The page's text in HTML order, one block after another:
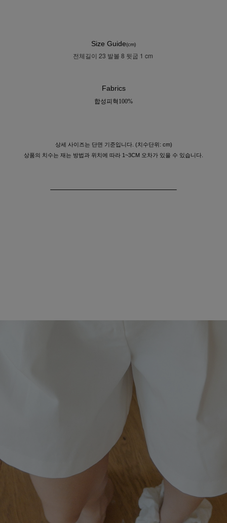
Size Guide(cm)
전체길이 23 발볼 8 뒷굽 1 cm
Fabrics
합성피혁100%
상세 사이즈는 단면 기준입니다. (치수단위: cm)
상품의 치수는 재는 방법과 위치에 따라 1~3CM 오차가 있을 수 있습니다.